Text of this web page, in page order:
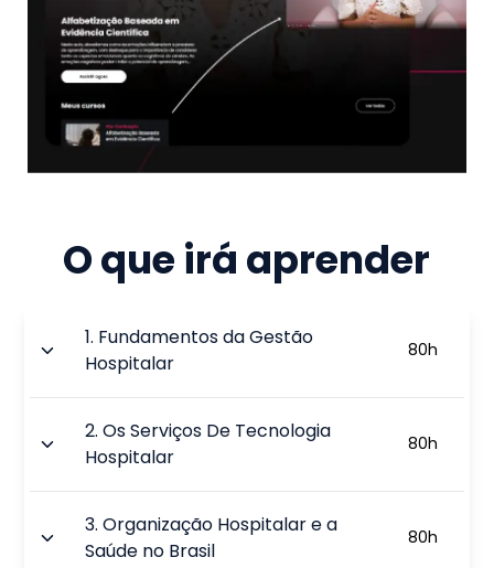
O que irá aprender
1. Fundamentos da Gestão
Hospitalar
80h
2.Os Serviços De Tecnologia
Hospitalar
80h
3.Organização Hospitalar e a
Saúde no Brasil
80h